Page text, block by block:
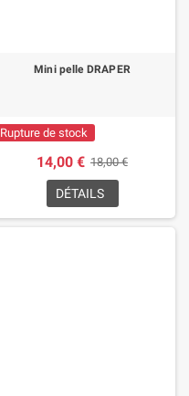
Mini pelle DRAPER
Rupture de stock
14,00 € 18,00 €
DÉTAILS